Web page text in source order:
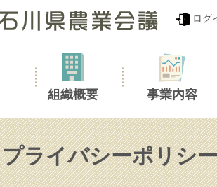
ログ
組織概要 事業内容
プライバシーポリシ